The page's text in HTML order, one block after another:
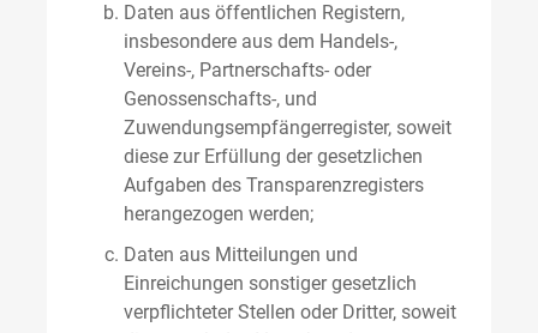
Daten aus öffentlichen Registern,
insbesondere aus dem Handels-,
Vereins-, Partnerschafts- oder
Genossenschafts-, und
Zuwendungsempfängerregister, soweit
diese zur Erfüllung der gesetzlichen
Aufgaben des Transparenzregisters
herangezogen werden;
Daten aus Mitteilungen und
Einreichungen sonstiger gesetzlich
verpflichteter Stellen oder Dritter, soweit